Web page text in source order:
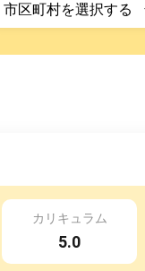
カリキュラム
5.0